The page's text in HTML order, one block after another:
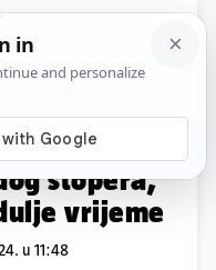
Komentari
Poznata
stopera,
vrijeme
u 11:48